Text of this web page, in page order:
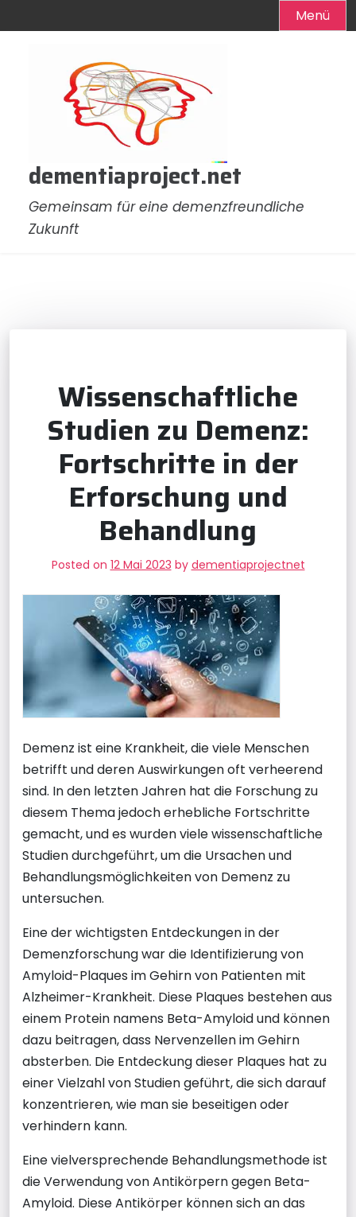
Menü
dementiaproject.net
Gemeinsam für eine demenzfreundliche
Zukunft
Wissenschaftliche
Studien zu Demenz:
Fortschritte in der
Erforschung und
Behandlung
Posted on 12 Mai 2023 by dementiaprojectnet
Demenz ist eine Krankheit, die viele Menschen
betrifft und deren Auswirkungen oft verheerend
sind. In den letzten Jahren hat die Forschung zu
diesem Thema jedoch erhebliche Fortschritte
gemacht, und es wurden viele wissenschaftliche
Studien durchgeführt, um die Ursachen und
Behandlungsmöglichkeiten von Demenz zu
untersuchen.
Eine der wichtigsten Entdeckungen in der
Demenzforschung war die Identifizierung von
Amyloid-Plaques im Gehirn von Patienten mit
Alzheimer-Krankheit. Diese Plaques bestehen aus
einem Protein namens Beta-Amyloid und können
dazu beitragen, dass Nervenzellen im Gehirn
absterben. Die Entdeckung dieser Plaques hat zu
einer Vielzahl von Studien geführt, die sich darauf
konzentrieren, wie man sie beseitigen oder
verhindern kann.
Eine vielversprechende Behandlungsmethode ist
die Verwendung von Antikörpern gegen Beta-
Amyloid. Diese Antikörper können sich an das